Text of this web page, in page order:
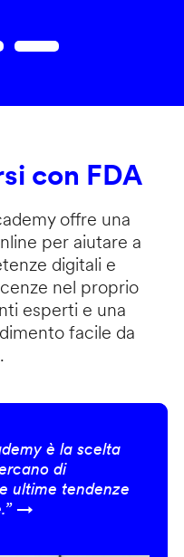
con FDA
offre una
per aiutare a
digitali e
nel proprio
esperti e una
facile da
è la scelta
di
ultime tendenze
→